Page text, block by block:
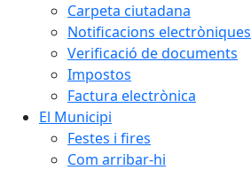
Carpeta ciutadana
Notificacions electròniques
Verificació de documents
Impostos
Factura electrònica
El Municipi
Festes i fires
Com arribar-hi